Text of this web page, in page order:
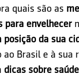
quais são as
para envelhecer
posição da sua
ao Brasil e à sua
dicas sobre